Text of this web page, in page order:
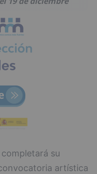
su
artística